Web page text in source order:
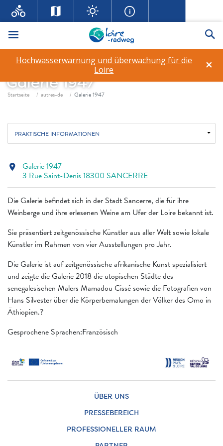
Menü
×
Hochwasserwarnung und überwachung für die
Loire
Galerie 1947
Fil d'ariane
Startseite autres-de Galerie 1947
PRAKTISCHE INFORMATIONEN
Die Galerie befindet sich in der Stadt Sancerre, die für ihre
Weinberge und ihre erlesenen Weine am Ufer der Loire bekannt ist.
Sie präsentiert zeitgenössische Künstler aus aller Welt sowie lokale
Künstler im Rahmen von vier Ausstellungen pro Jahr.
Die Galerie ist auf zeitgenössische afrikanische Kunst spezialisiert
und zeigte die Galerie 2018 die utopischen Städte des
senegalesischen Malers Mamadou Cissé sowie die Fotografien von
Hans Silvester über die Körperbemalungen der Völker des Omo in
Äthiopien.?
Gesprochene Sprachen:Französisch
location_on Galerie 1947
3 Rue Saint-Denis 18300 SANCERRE
ÜBER UNS
PRESSEBEREICH
PROFESSIONELLER RAUM